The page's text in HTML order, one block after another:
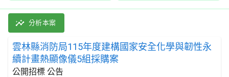
雲林縣消防局115年度建構國家安全化學與韌性永續計畫熱
採購類別：財物類 光學儀器,攝影設備及其零件與附件 | 招
分析本案
雲林縣消防局115年度建構國家安全化學與韌性永
續計畫熱顯像儀5組採購案
公開招標 公告